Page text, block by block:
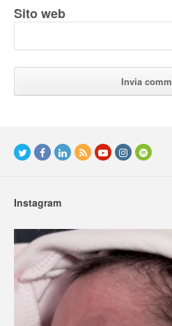
Sito web
Instagram